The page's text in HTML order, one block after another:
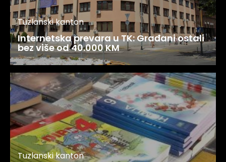
Tuzlanski kanton
Internetska prevara u TK: Građani ostali
bez više od 40.000 KM
Tuzlanski kanton